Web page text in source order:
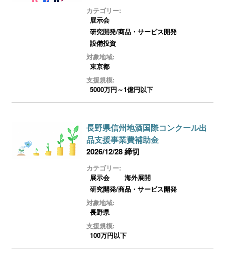
カテゴリー:
展示会
研究開発/商品・サービス開発
設備投資
対象地域:
東京都
支援規模:
5000万円～1億円以下
長野県信州地酒国際コンクール出
品支援事業費補助金
2026/12/28 締切
カテゴリー:
展示会
海外展開
研究開発/商品・サービス開発
対象地域:
長野県
支援規模:
100万円以下